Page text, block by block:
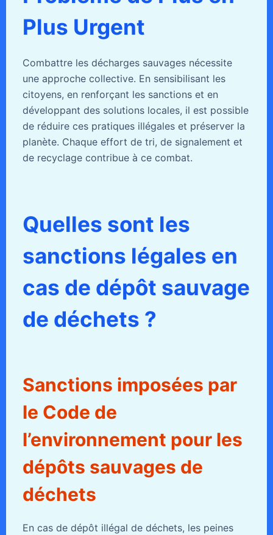
Plus Urgent
Combattre les décharges sauvages nécessite
une approche collective. En sensibilisant les
citoyens, en renforçant les sanctions et en
développant des solutions locales, il est possible
de réduire ces pratiques illégales et préserver la
planète. Chaque effort de tri, de signalement et
de recyclage contribue à ce combat.
Quelles sont les
sanctions légales en
cas de dépôt sauvage
de déchets ?
Sanctions imposées par
le Code de
l’environnement pour les
dépôts sauvages de
déchets
En cas de dépôt illégal de déchets, les peines